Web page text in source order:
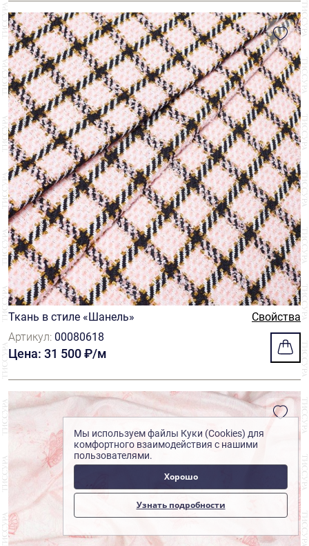
Ткань в стиле «Шанель»
Свойства
Артикул: 00080618
Цена: 31 500 ₽/м
Мы используем файлы Куки (Cookies) для
комфортного взаимодействия с нашими
пользователями.
Хорошо
Узнать подробности